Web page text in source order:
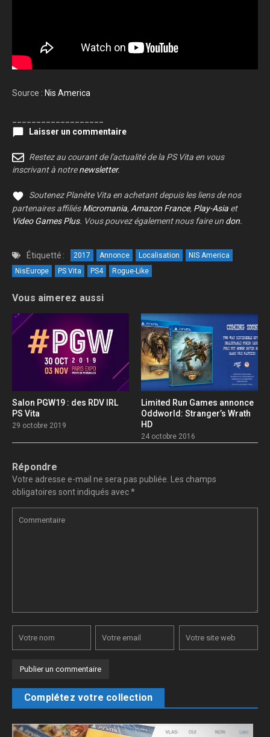
Source : Nis America
Laisser un commentaire
Restez au courant de l'actualité de la PS Vita en vous
inscrivant à notrenewsletter.
Soutenez Planète Vita en achetant depuis les liens de nos
partenaires affiliésMicromania, Amazon France, Play-Asia et
Video Games Plus. Vous pouvez également nous faire un don.
Étiquetté : 2017 Annonce Localisation
NIS America
NisEurope
PS Vita PS4 Rogue-Like
Vous aimerez aussi
Salon PGW19 : des RDV IRL
PS Vita
29 octobre 2019
Limited Run Games annonce
Oddworld: Stranger’s Wrath
HD
24 octobre 2016
Répondre
Votre adresse e-mail ne sera pas publiée.
Les champs
obligatoires sont indiqués avec*
Complétez votre collection